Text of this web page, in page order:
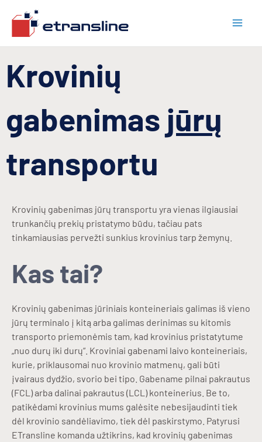
prie
turinio
Krovinių
gabenimas jūrų
transportu
Krovinių gabenimas jūrų transportu yra vienas ilgiausiai
trunkančių prekių pristatymo būdu, tačiau pats
tinkamiausias pervežti sunkius krovinius tarp žemynų.
Kas tai?
Krovinių gabenimas jūriniais konteineriais galimas iš vieno
jūrų terminalo į kitą arba galimas derinimas su kitomis
transporto priemonėmis tam, kad krovinius pristatytume
„nuo durų iki durų“. Kroviniai gabenami laivo konteineriais,
kurie, priklausomai nuo krovinio matmenų, gali būti
įvairaus dydžio, svorio bei tipo. Gabename pilnai pakrautus
(FCL) arba dalinai pakrautus (LCL) konteinerius. Be to,
patikėdami krovinius mums galėsite nebesijaudinti tiek
dėl krovinio sandėliavimo, tiek dėl paskirstymo. Patyrusi
ETransline komanda užtikrins, kad krovinių gabenimas